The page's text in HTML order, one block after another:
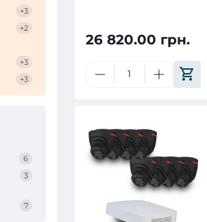
+3
+2
+3
+3
6
3
7
26 820.00 грн.